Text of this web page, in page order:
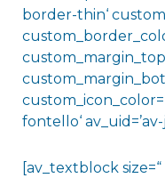
border-thin‘
fontello‘
[av_textblock